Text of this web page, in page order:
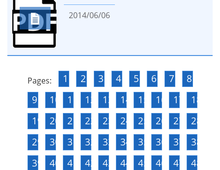
2014/06/06
Pages: 1 2 3 4 5 6 7
8
9
10 11 12 13 14 15 16 17
18
19
20 21 22 23 24 25 26 27
28
29
30 31 32 33 34 35 36 37
38
39
40 41 42 43 44 45 46 47
48